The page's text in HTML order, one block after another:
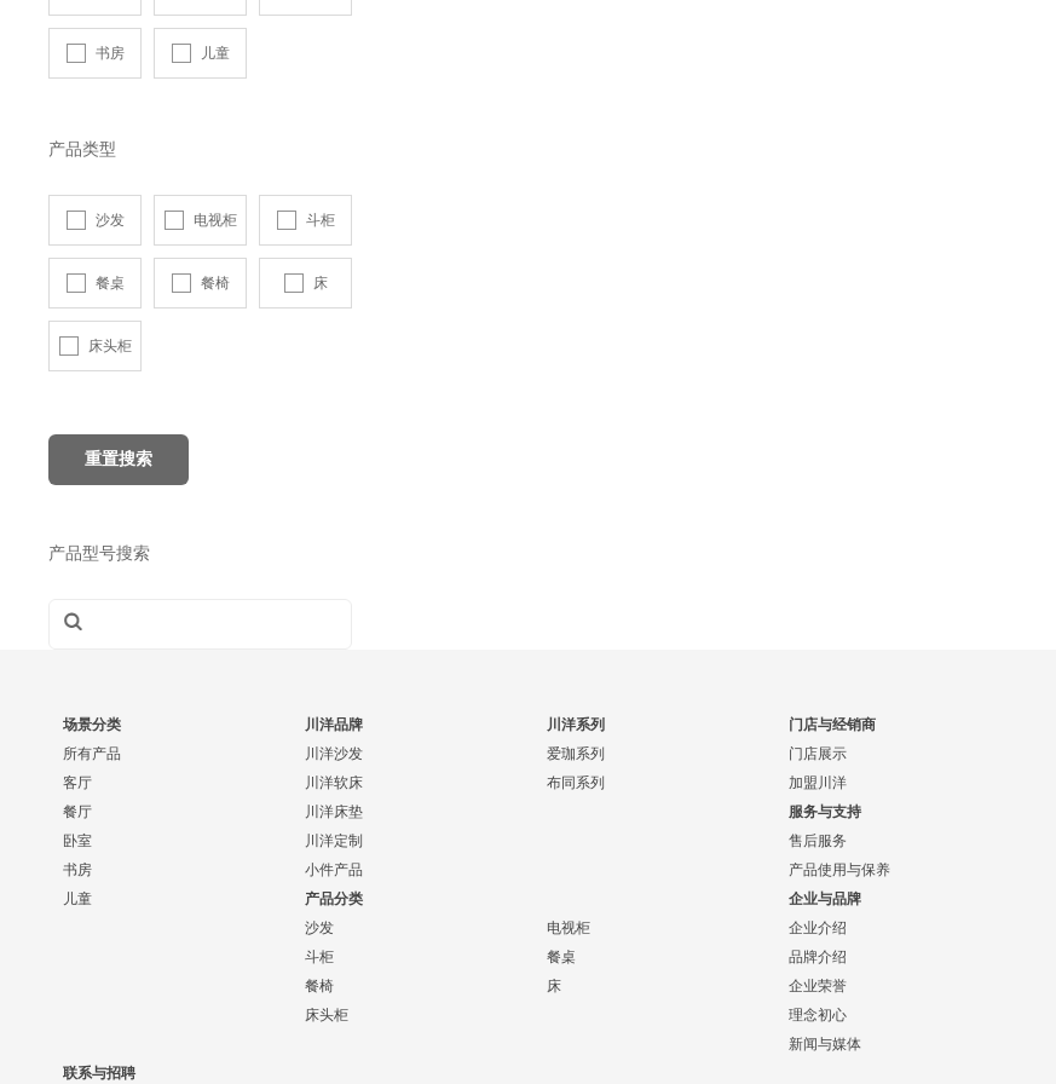
书房 儿童
产品类型
沙发 电视柜 斗柜
餐桌 餐椅 床
床头柜
重置搜索
产品型号搜索
场景分类
所有产品
客厅
餐厅
卧室
书房
儿童
川洋品牌
川洋沙发
川洋软床
川洋床垫
川洋定制
小件产品
川洋系列
爱珈系列
布同系列
门店与经销商
门店展示
加盟川洋
服务与支持
售后服务
产品使用与保养
产品分类
沙发
电视柜
斗柜
餐桌
餐椅
床
床头柜
企业与品牌
企业介绍
品牌介绍
企业荣誉
理念初心
新闻与媒体
联系与招聘